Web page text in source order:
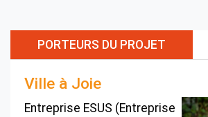
PORTEURS DU PROJET
Ville à Joie
Entreprise ESUS (Entreprise